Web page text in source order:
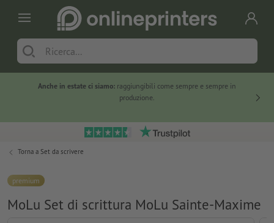
Anche in estate ci siamo: raggiungibili come sempre e sempre in
produzione.
Torna a Set da scrivere
premium
MoLu Set di scrittura MoLu Sainte-Maxime